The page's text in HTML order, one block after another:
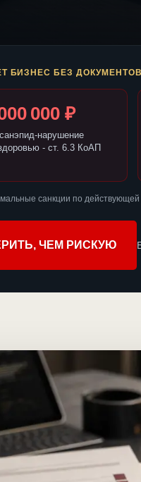
БИЗНЕС БЕЗ ДОКУМЕНТОВ
000 ₽
нарушение
- ст. 6.3 КоАП
санкции по
ЧЕМ РИСКУЮ